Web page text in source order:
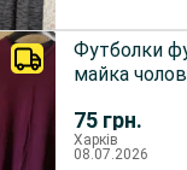
75 грн.
Футболки
майка
Харків
08.07.2026